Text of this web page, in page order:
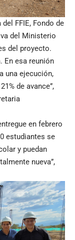
FFIE, Fondo de
del Ministerio
del proyecto.
En esa reunión
una ejecución,
de avance”,
en febrero
estudiantes se
y puedan
nueva”,